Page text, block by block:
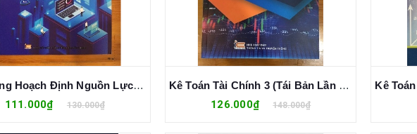
Hệ Thống Hoạch Định Nguồn Lực Doanh Nghiệp (ERP) Tái Bản Lần 2 - Vũ Quốc Thông
111.000₫ 130.000₫
Kê Toán Tài Chính 3 (Tái Bản Lần 2) - Ngô Hoàng Điệp
126.000₫ 148.000₫